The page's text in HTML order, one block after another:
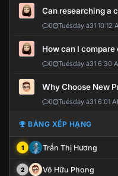
Can researching a
0 Tuesday a31 10:12
How can I compare
0 Tuesday a31 6:30
Why Choose New
0 Tuesday a31 6:01
BẢNG XẾP HẠNG
1 Trần Thị Hương
2 Võ Hữu Phong